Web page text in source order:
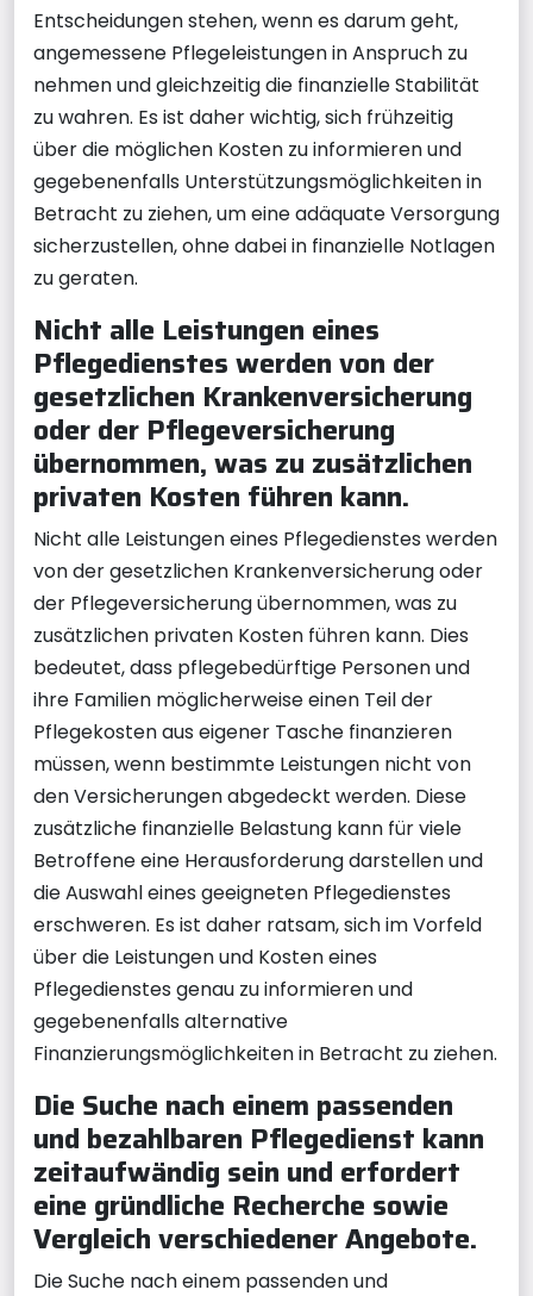
Entscheidungen stehen, wenn es darum geht,
angemessene Pflegeleistungen in Anspruch zu
nehmen und gleichzeitig die finanzielle Stabilität
zu wahren. Es ist daher wichtig, sich frühzeitig
über die möglichen Kosten zu informieren und
gegebenenfalls Unterstützungsmöglichkeiten in
Betracht zu ziehen, um eine adäquate Versorgung
sicherzustellen, ohne dabei in finanzielle Notlagen
zu geraten.
Nicht alle Leistungen eines
Pflegedienstes werden von der
gesetzlichen Krankenversicherung
oder der Pflegeversicherung
übernommen, was zu zusätzlichen
privaten Kosten führen kann.
Nicht alle Leistungen eines Pflegedienstes werden
von der gesetzlichen Krankenversicherung oder
der Pflegeversicherung übernommen, was zu
zusätzlichen privaten Kosten führen kann. Dies
bedeutet, dass pflegebedürftige Personen und
ihre Familien möglicherweise einen Teil der
Pflegekosten aus eigener Tasche finanzieren
müssen, wenn bestimmte Leistungen nicht von
den Versicherungen abgedeckt werden. Diese
zusätzliche finanzielle Belastung kann für viele
Betroffene eine Herausforderung darstellen und
die Auswahl eines geeigneten Pflegedienstes
erschweren. Es ist daher ratsam, sich im Vorfeld
über die Leistungen und Kosten eines
Pflegedienstes genau zu informieren und
gegebenenfalls alternative
Finanzierungsmöglichkeiten in Betracht zu ziehen.
Die Suche nach einem passenden
und bezahlbaren Pflegedienst kann
zeitaufwändig sein und erfordert
eine gründliche Recherche sowie
Vergleich verschiedener Angebote.
Die Suche nach einem passenden und